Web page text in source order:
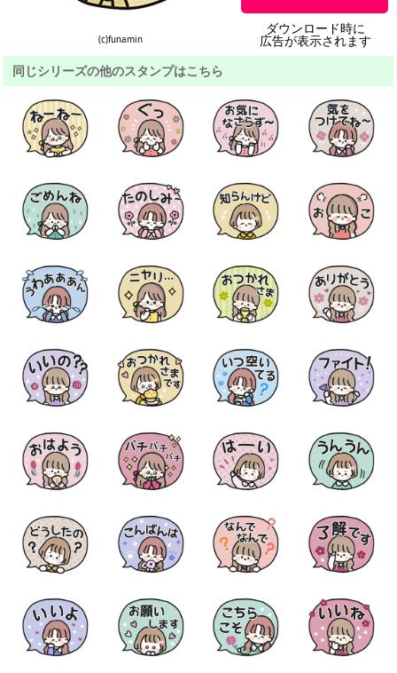
(c)funamin
ダウンロード時に
広告が表示されます
同じシリーズの他のスタンプはこちら